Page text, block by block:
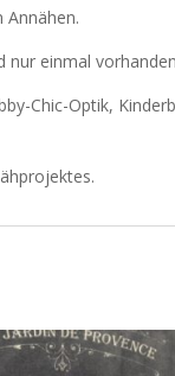
Annähen.
nur einmal
Chic-Optik,